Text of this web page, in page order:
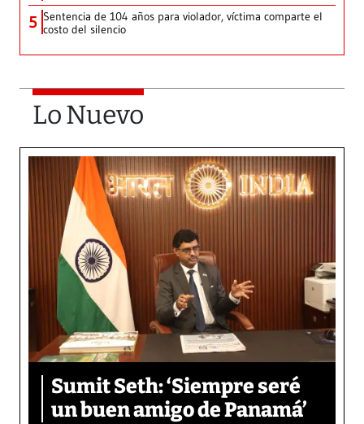
5 Sentencia de 104 años para violador, víctima comparte el
costo del silencio
Lo Nuevo
Sumit Seth: ‘Siempre seré
un buen amigo de Panamá’